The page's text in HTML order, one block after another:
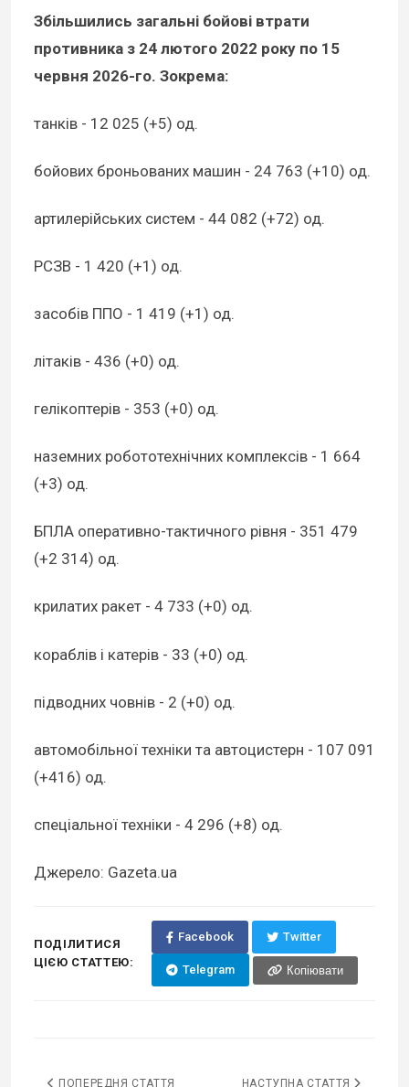
Збільшились загальні бойові втрати
противника з 24 лютого 2022 року по 15
червня 2026-го. Зокрема:
танків - 12 025 (+5) од.
бойових броньованих машин - 24 763 (+10) од.
артилерійських систем - 44 082 (+72) од.
РСЗВ - 1 420 (+1) од.
засобів ППО - 1 419 (+1) од.
літаків - 436 (+0) од.
гелікоптерів - 353 (+0) од.
наземних робототехнічних комплексів - 1 664
(+3) од.
БПЛА оперативно-тактичного рівня - 351 479
(+2 314) од.
крилатих ракет - 4 733 (+0) од.
кораблів і катерів - 33 (+0) од.
підводних човнів - 2 (+0) од.
автомобільної техніки та автоцистерн - 107 091
(+416) од.
спеціальної техніки - 4 296 (+8) од.
Джерело: Gazeta.ua
ПОДІЛИТИСЯ
ЦІЄЮ СТАТТЕЮ:
Facebook Twitter
Telegram Копіювати
ПОПЕРЕДНЯ СТАТТЯ НАСТУПНА СТАТТЯ